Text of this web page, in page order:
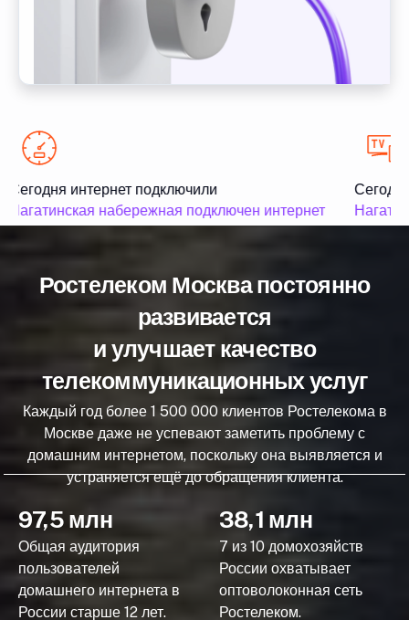
Сегодня интернет подключили
Нагатинская набережная подключен интернет
Ростелеком Москва постоянно
развивается
и улучшает качество
телекоммуникационных услуг
Каждый год более 1 500 000 клиентов Ростелекома в
Москве даже не успевают заметить проблему с
домашним интернетом, поскольку она выявляется и
устраняется ещё до обращения клиента.
97,5 млн
Общая аудитория
пользователей
домашнего интернета в
России старше 12 лет.
38,1 млн
7 из 10 домохозяйств
России охватывает
оптоволоконная сеть
Ростелеком.